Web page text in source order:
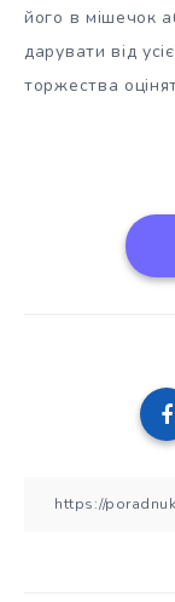
його в мішечок
дарувати від
торжества